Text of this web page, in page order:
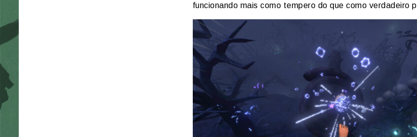
funcionando mais como tempero do que como verdadeiro